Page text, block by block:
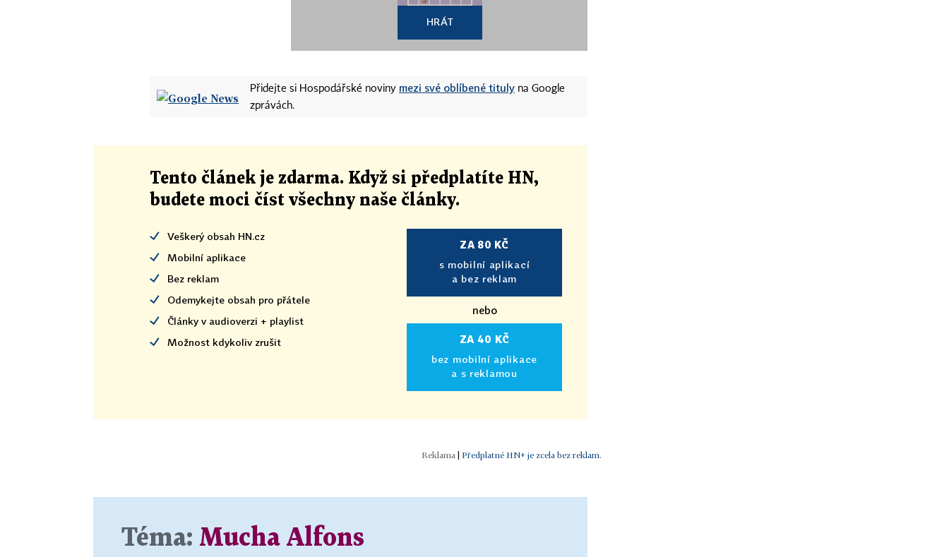
HRÁT
Přidejte si Hospodářské noviny mezi své oblíbené tituly na Google
zprávách.
Tento článek je zdarma. Když si předplatíte HN,
budete moci číst všechny naše články.
Veškerý obsah HN.cz
Mobilní aplikace
Bez reklam
Odemykejte obsah pro přátele
Články v audioverzi + playlist
Možnost kdykoliv zrušit
ZA 80 KČ
s mobilní aplikací
a bez reklam
nebo
ZA 40 KČ
bez mobilní aplikace
a s reklamou
| Předplatné HN+ je zcela bez reklam.
Téma: Mucha Alfons